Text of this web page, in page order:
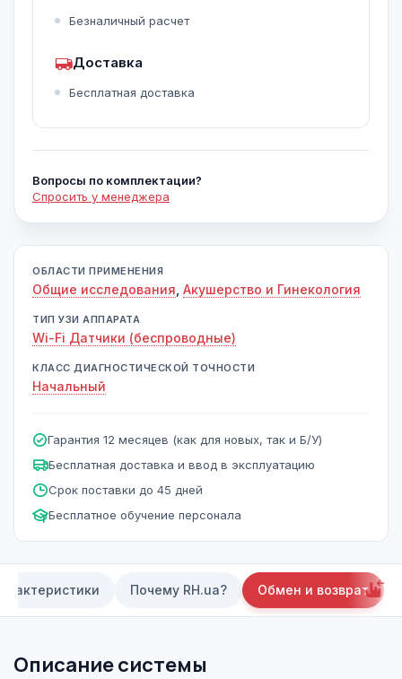
Безналичный расчет
Доставка
Бесплатная доставка
Вопросы по комплектации?
Спросить у менеджера
ОБЛАСТИ ПРИМЕНЕНИЯ
Общие исследования Акушерство и Гинекология
ТИП УЗИ АППАРАТА
Wi-Fi Датчики (беспроводные)
КЛАСС ДИАГНОСТИЧЕСКОЙ ТОЧНОСТИ
Начальный
Гарантия 12 месяцев (как для новых, так и Б/У)
Бесплатная доставка и ввод в эксплуатацию
Срок поставки до 45 дней
Бесплатное обучение персонала
Почему RH.ua? Обмен и возврат
Описание системы